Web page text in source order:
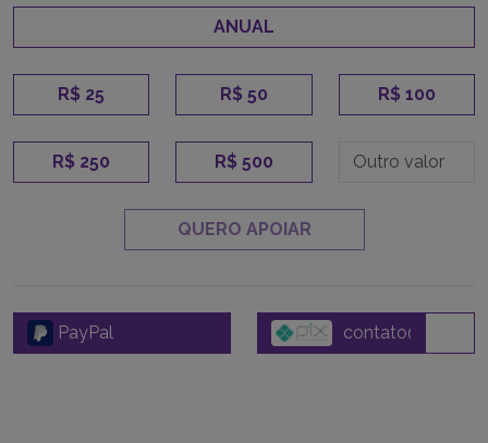
ANUAL
R$ 25 R$ 50 R$ 100
R$ 250 R$ 500
QUERO APOIAR
PayPal